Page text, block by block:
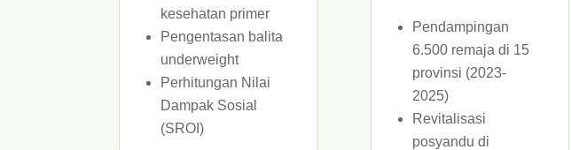
kesehatan primer
Pengentasan balita
underweight
Perhitungan Nilai
Dampak Sosial
(SROI)
Pendampingan
6.500 remaja di 15
provinsi (2023-
2025)
Revitalisasi
posyandu di